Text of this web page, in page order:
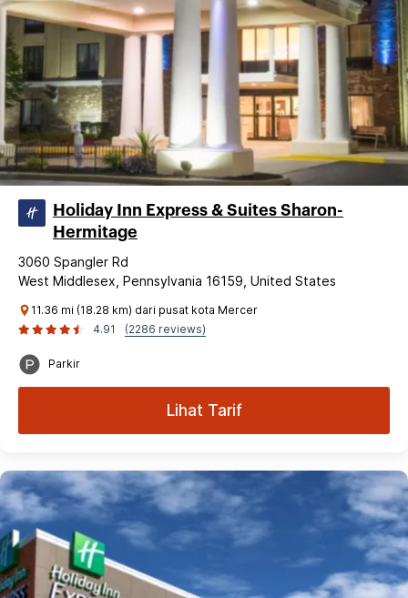
Holiday Inn Express & Suites Sharon-
Hermitage
3060 Spangler Rd
West Middlesex, Pennsylvania 16159, United States
11.36 mi (18.28 km) dari pusat kota Mercer
4.91
(2286 reviews)
Parkir
Lihat Tarif